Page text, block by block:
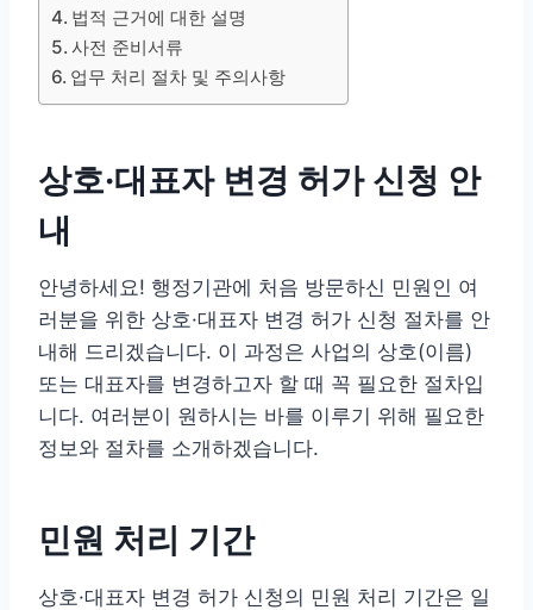
법적 근거에 대한 설명
사전 준비서류
업무 처리 절차 및 주의사항
상호·대표자 변경 허가 신청 안
내
안녕하세요! 행정기관에 처음 방문하신 민원인 여
러분을 위한 상호·대표자 변경 허가 신청 절차를 안
내해 드리겠습니다. 이 과정은 사업의 상호(이름)
또는 대표자를 변경하고자 할 때 꼭 필요한 절차입
니다. 여러분이 원하시는 바를 이루기 위해 필요한
정보와 절차를 소개하겠습니다.
민원 처리 기간
상호·대표자 변경 허가 신청의 민원 처리 기간은 일